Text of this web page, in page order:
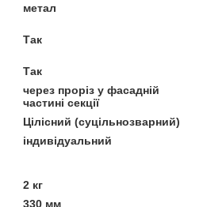
метал
Так
Так
через проріз у фасадній
частині секції
Цілісний (суцільнозварний)
індивідуальний
2 кг
330 мм